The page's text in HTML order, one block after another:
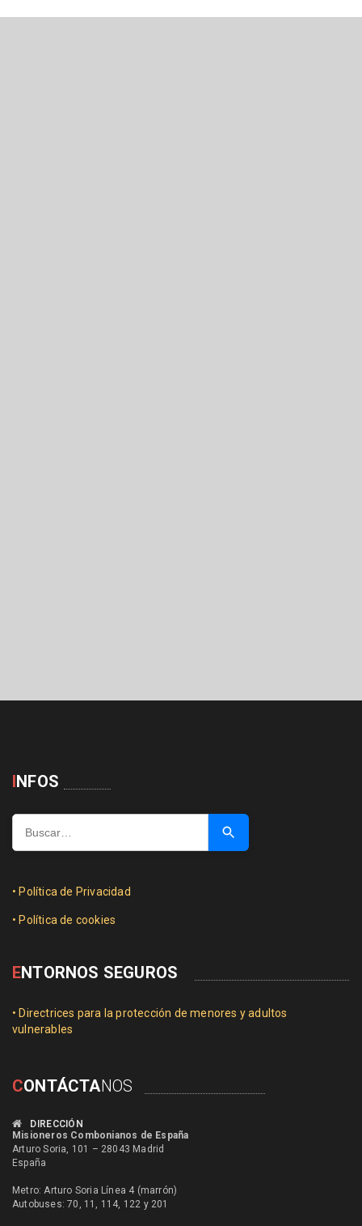
INFOS
Buscar
• Política de Privacidad
• Política de cookies
ENTORNOS SEGUROS
• Directrices para la protección de menores y adultos
vulnerables
CONTÁCTANOS
DIRECCIÓN
Misioneros Combonianos de España
Arturo Soria, 101 – 28043 Madrid
España
Metro: Arturo Soria Línea 4 (marrón)
Autobuses: 70, 11, 114, 122 y 201